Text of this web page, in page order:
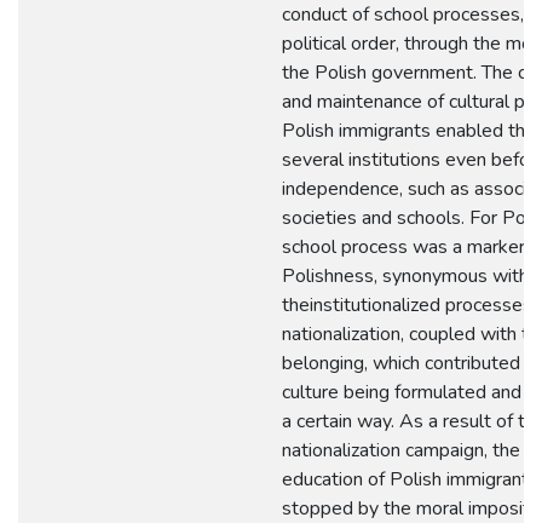
conduct of school processes,
political order, through the
the Polish government. The
and maintenance of cultural
Polish immigrants enabled
several institutions even
independence, such as
societies and schools. For
school process was a marker
Polishness, synonymous with
theinstitutionalized processes
nationalization, coupled with
belonging, which contributed
culture being formulated and
a certain way. As a result of
nationalization campaign, the
education of Polish
stopped by the moral